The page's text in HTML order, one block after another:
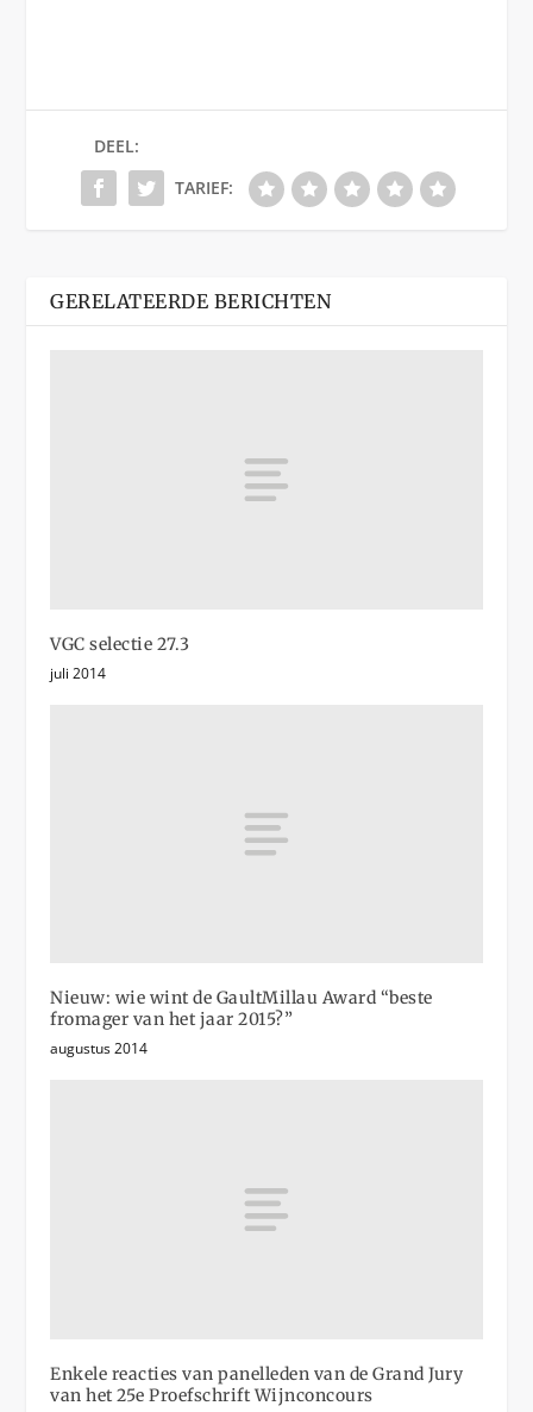
DEEL:
TARIEF:
GERELATEERDE BERICHTEN
VGC selectie 27.3
juli 2014
Nieuw: wie wint de GaultMillau Award “beste
fromager van het jaar 2015?”
augustus 2014
Enkele reacties van panelleden van de Grand Jury
van het 25e Proefschrift Wijnconcours